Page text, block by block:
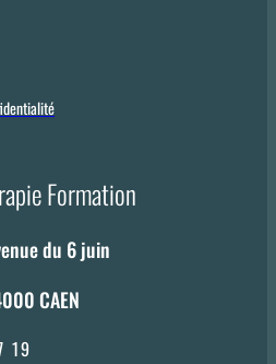
Formation
du 6 juin
CAEN
19